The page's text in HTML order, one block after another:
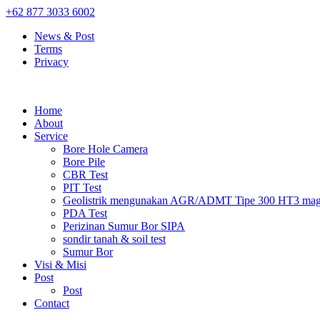
+62 877 3033 6002
News & Post
Terms
Privacy
Home
About
Service
Bore Hole Camera
Bore Pile
CBR Test
PIT Test
Geolistrik mengunakan AGR/ADMT Tipe 300 HT3
PDA Test
Perizinan Sumur Bor SIPA
sondir tanah & soil test
Sumur Bor
Visi & Misi
Post
Post
Contact